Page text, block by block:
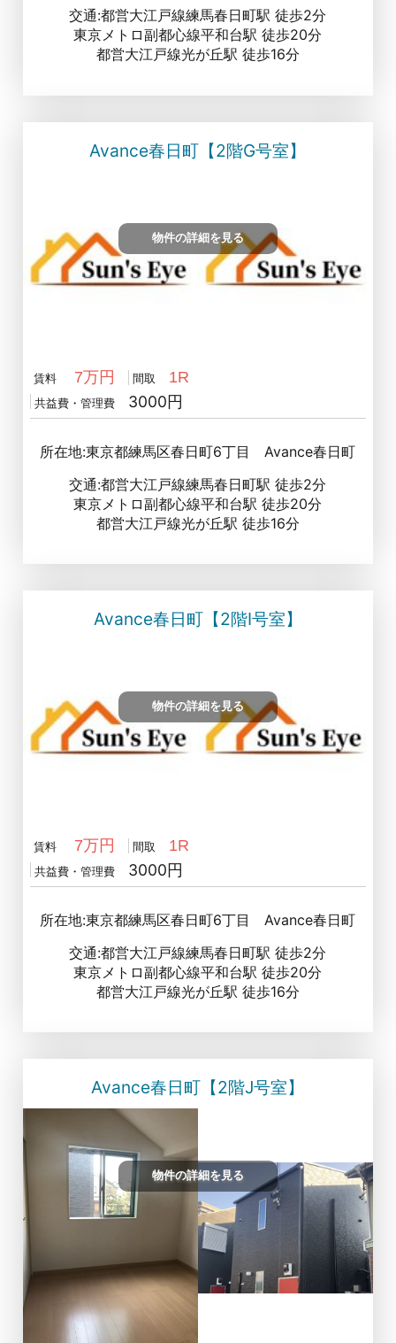
交通:都営大江戸線練馬春日町駅 徒歩2分
東京メトロ副都心線平和台駅 徒歩20分
都営大江戸線光が丘駅 徒歩16分
Avance春日町【2階G号室】
物件の詳細を見る
賃料 7万円 間取 1R
共益費・管理費 3000円
所在地:東京都練馬区春日町6丁目 Avance春日町
交通:都営大江戸線練馬春日町駅 徒歩2分
東京メトロ副都心線平和台駅 徒歩20分
都営大江戸線光が丘駅 徒歩16分
Avance春日町【2階I号室】
物件の詳細を見る
賃料 7万円 間取 1R
共益費・管理費 3000円
所在地:東京都練馬区春日町6丁目 Avance春日町
交通:都営大江戸線練馬春日町駅 徒歩2分
東京メトロ副都心線平和台駅 徒歩20分
都営大江戸線光が丘駅 徒歩16分
Avance春日町【2階J号室】
物件の詳細を見る